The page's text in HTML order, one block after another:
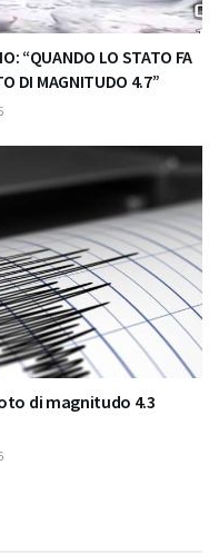
“QUANDO LO STATO FA
DI MAGNITUDO 4.7”
di magnitudo 4.3